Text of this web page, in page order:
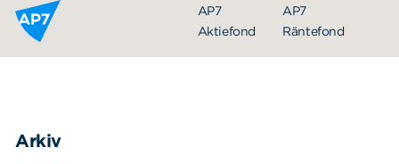
Hoppa till innehållet
AP7
Aktiefond
AP7
Räntefond
Arkiv